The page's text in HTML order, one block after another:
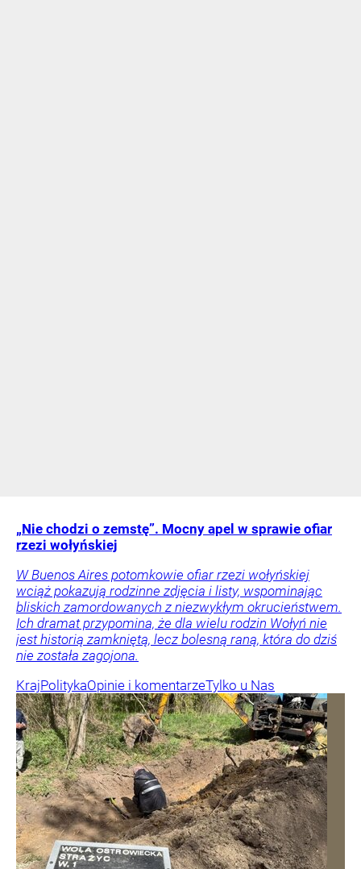
„Nie chodzi o zemstę”. Mocny apel w sprawie ofiar
rzezi wołyńskiej
W Buenos Aires potomkowie ofiar rzezi wołyńskiej
wciąż pokazują rodzinne zdjęcia i listy, wspominając
bliskich zamordowanych z niezwykłym okrucieństwem.
Ich dramat przypomina, że dla wielu rodzin Wołyń nie
jest historią zamkniętą, lecz bolesną raną, która do dziś
nie została zagojona.
KrajPolitykaOpinie i komentarzeTylko u Nas